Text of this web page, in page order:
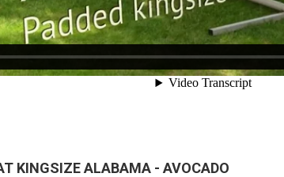
KINGSIZE ALABAMA - AVOCADO